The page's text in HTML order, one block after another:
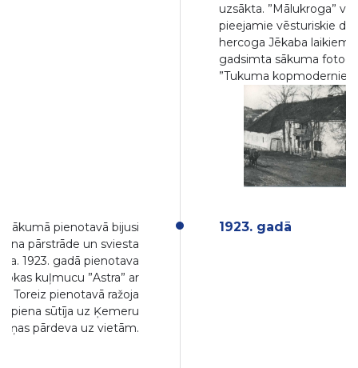
uzsākta. ”Mālukroga”
pieejamie vēsturiskie
hercoga Jēkaba laikiem.
gadsimta sākuma
”Tukuma
1923. gadā
sākumā pienotavā bijusi
pārstrāde un sviesta
1923. gadā pienotava
kuļmucu ”Astra” ar
Toreiz pienotavā ražoja
piena sūtīja uz Ķemeru
pārdeva uz vietām.